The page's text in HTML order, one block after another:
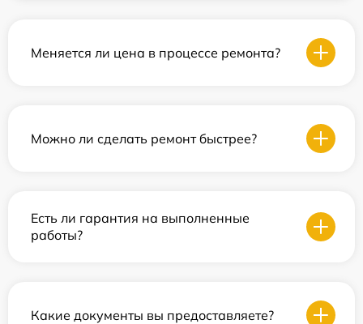
Меняется ли цена в процессе ремонта?
Можно ли сделать ремонт быстрее?
Есть ли гарантия на выполненные
работы?
Какие документы вы предоставляете?